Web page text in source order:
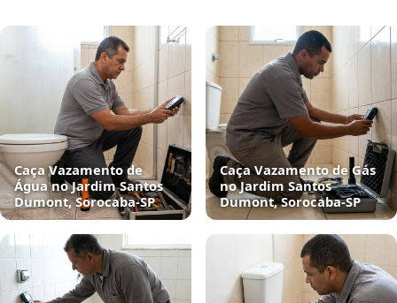
Caça Vazamento de
Água no Jardim Santos
Dumont, Sorocaba‑SP
Caça Vazamento de Gás
no Jardim Santos
Dumont, Sorocaba‑SP